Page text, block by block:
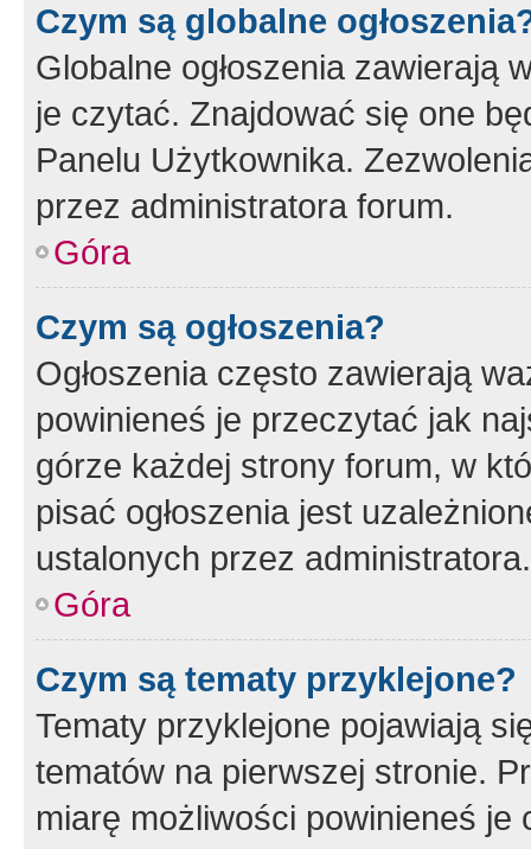
Czym są globalne
Globalne ogłoszenia zawierają
je czytać. Znajdować się one
Panelu Użytkownika.
przez administratora forum.
Góra
Czym są ogłoszenia?
Ogłoszenia często zawierają
powinieneś je przeczytać jak
górze każdej strony forum, w
pisać ogłoszenia jest
ustalonych przez administratora.
Góra
Czym są tematy przyklejone?
Tematy przyklejone pojawiają
tematów na pierwszej stronie.
miarę możliwości powinieneś je